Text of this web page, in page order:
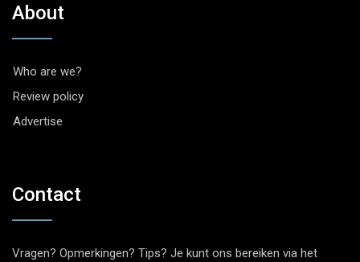
About
Who are we?
Review policy
Advertise
Contact
Vragen? Opmerkingen? Tips? Je kunt ons bereiken via het